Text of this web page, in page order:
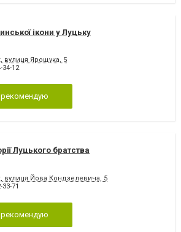
ікони у Луцьку
вулиця Ярощука, 5
34-12
Луцького братства
вулиця Йова Кондзелевича, 5
71